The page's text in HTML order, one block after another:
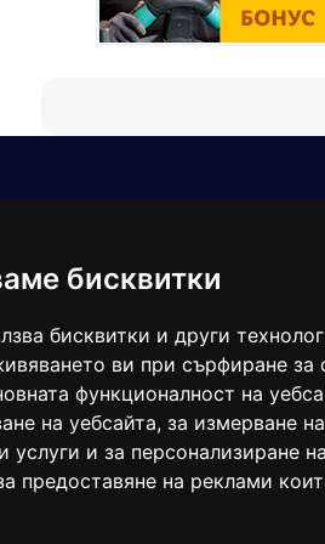
бисквитки
бисквитки и други
ви при сърфиране за
функционалност на
на уебсайта, за измерване
услуги и за персонализиране
предоставяне на реклами
balgarkanews@gmail.com